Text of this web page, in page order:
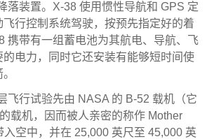
落装置。X-38 使用惯性导航和 GPS 定
行控制系统驾驶，按预先指定好的着
携带有一组蓄电池为其航电、导航、飞
电力，同时它还安装有能够短时间使
行试验先由 NASA 的 B-52 载机（它
载机，因而被人亲密的称作 Mother
空中，并在 25,000 英尺至 45,000 英